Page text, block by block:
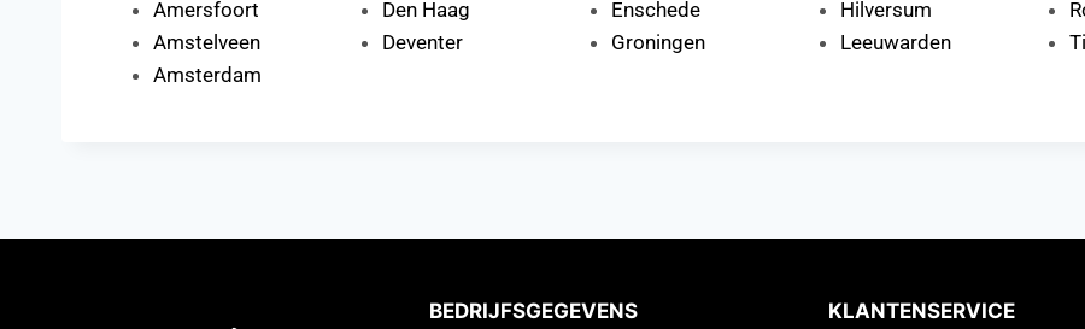
Amersfoort
Amstelveen
Amsterdam
Den Haag
Deventer
Enschede
Groningen
Hilversum
Leeuwarden
BEDRIJFSGEGEVENS KLANTENSERVICE